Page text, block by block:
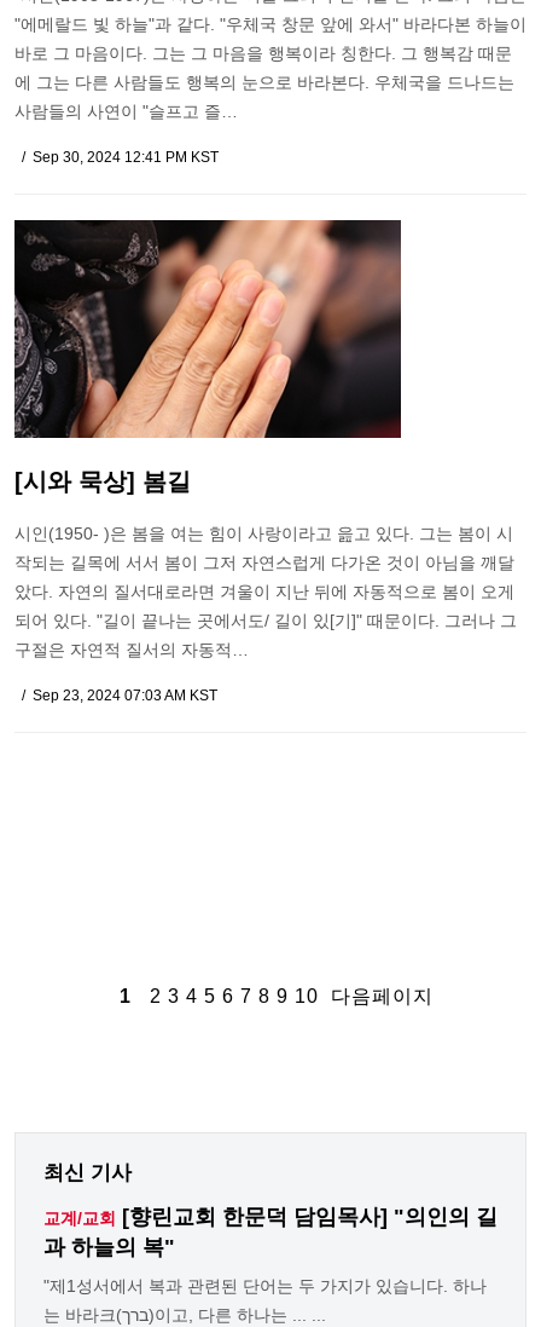
"에메랄드 빛 하늘"과 같다. "우체국 창문 앞에 와서" 바라다본 하늘이
바로 그 마음이다. 그는 그 마음을 행복이라 칭한다. 그 행복감 때문
에 그는 다른 사람들도 행복의 눈으로 바라본다. 우체국을 드나드는
사람들의 사연이 "슬프고 즐…
Sep 30, 2024 12:41 PM KST
[시와 묵상] 봄길
시인(1950- )은 봄을 여는 힘이 사랑이라고 읊고 있다. 그는 봄이 시
작되는 길목에 서서 봄이 그저 자연스럽게 다가온 것이 아님을 깨달
았다. 자연의 질서대로라면 겨울이 지난 뒤에 자동적으로 봄이 오게
되어 있다. "길이 끝나는 곳에서도/ 길이 있[기]" 때문이다. 그러나 그
구절은 자연적 질서의 자동적…
Sep 23, 2024 07:03 AM KST
1 2 3 4 5 6 7 8 9 10 다음페이지
최신 기사
교계/교회
[향린교회 한문덕 담임목사] "의인의 길
과 하늘의 복"
"제1성서에서 복과 관련된 단어는 두 가지가 있습니다. 하나
는 바라크(ברך)이고, 다른 하나는 ... ...